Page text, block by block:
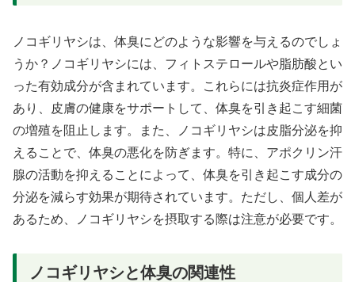
ノコギリヤシは、体臭にどのような影響を与えるのでしょ
うか？ノコギリヤシには、フィトステロールや脂肪酸とい
った有効成分が含まれています。これらには抗炎症作用が
あり、皮膚の健康をサポートして、体臭を引き起こす細菌
の増殖を阻止します。また、ノコギリヤシは皮脂分泌を抑
えることで、体臭の悪化を防ぎます。特に、アポクリン汗
腺の活動を抑えることによって、体臭を引き起こす成分の
分泌を減らす効果が期待されています。ただし、個人差が
あるため、ノコギリヤシを摂取する際は注意が必要です。
ノコギリヤシと体臭の関連性